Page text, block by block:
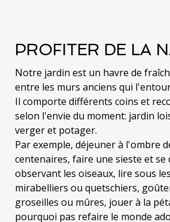
PROFITER DE LA
Notre jardin est un havre de
entre les murs anciens qui
Il comporte différents coins et
selon l'envie du moment: jardin
verger et potager.
Par exemple, déjeuner à l'ombre
centenaires, faire une sieste et se
observant les oiseaux, lire sous
mirabelliers ou quetschiers,
groseilles ou mûres, jouer à la
pourquoi pas refaire le monde